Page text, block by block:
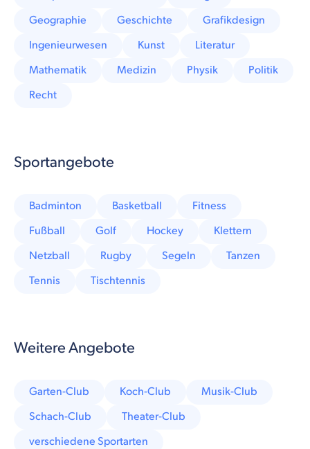
Geographie
Geschichte
Grafikdesign
Ingenieurwesen
Kunst
Literatur
Mathematik
Medizin Physik
Politik
Recht
Sportangebote
Badminton Basketball
Fitness
Fußball
Golf Hockey
Klettern
Netzball
Rugby Segeln
Tanzen
Tennis
Tischtennis
Weitere Angebote
Garten-Club Koch-Club
Musik-Club
Schach-Club
Theater-Club
verschiedene Sportarten